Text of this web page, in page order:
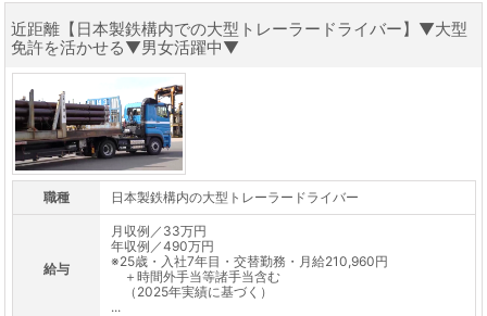
近距離【日本製鉄構内での大型トレーラードライバー】▼大型
免許を活かせる▼男女活躍中▼
職種 日本製鉄構内の大型トレーラードライバー
給与
月収例／33万円
年収例／490万円
※25歳・入社7年目・交替勤務・月給210,960円
＋時間外手当等諸手当含む
（2025年実績に基づく）
...